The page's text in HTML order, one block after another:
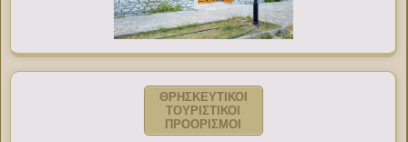
ΘΡΗΣΚΕΥΤΙΚΟΙ
ΤΟΥΡΙΣΤΙΚΟΙ
ΠΡΟΟΡΙΣΜΟΙ